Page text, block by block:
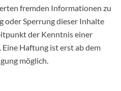
fremden Informationen zu
oder Sperrung dieser Inhalte
der Kenntnis einer
Haftung ist erst ab dem
möglich.